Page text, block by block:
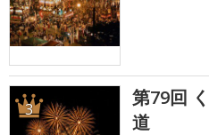
3
第79回
道